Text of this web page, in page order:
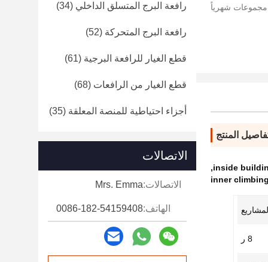
المنتج
,
inner
8 ر
رافعة البرج المتسلق الداخلي (34)
رافعة البرج المتحركة (52)
قطع الغيار للرافعة البرجية (61)
قطع الغيار من الرافعات (68)
أجزاء احتياطية للمنصة المعلقة (35)
الاتصالات
الاتصالات:Mrs. Emma
الهاتف:0086-182-54159408